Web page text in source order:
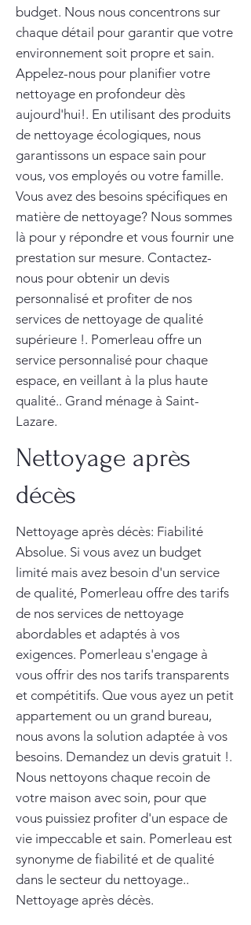
budget. Nous nous concentrons sur
chaque détail pour garantir que votre
environnement soit propre et sain.
Appelez-nous pour planifier votre
nettoyage en profondeur dès
aujourd'hui!. En utilisant des produits
de nettoyage écologiques, nous
garantissons un espace sain pour
vous, vos employés ou votre famille.
Vous avez des besoins spécifiques en
matière de nettoyage? Nous sommes
là pour y répondre et vous fournir une
prestation sur mesure. Contactez-
nous pour obtenir un devis
personnalisé et profiter de nos
services de nettoyage de qualité
supérieure !. Pomerleau offre un
service personnalisé pour chaque
espace, en veillant à la plus haute
qualité.. Grand ménage à Saint-
Lazare.
Nettoyage après
décès
Nettoyage après décès: Fiabilité
Absolue. Si vous avez un budget
limité mais avez besoin d'un service
de qualité, Pomerleau offre des tarifs
de nos services de nettoyage
abordables et adaptés à vos
exigences. Pomerleau s'engage à
vous offrir des nos tarifs transparents
et compétitifs. Que vous ayez un petit
appartement ou un grand bureau,
nous avons la solution adaptée à vos
besoins. Demandez un devis gratuit !.
Nous nettoyons chaque recoin de
votre maison avec soin, pour que
vous puissiez profiter d'un espace de
vie impeccable et sain. Pomerleau est
synonyme de fiabilité et de qualité
dans le secteur du nettoyage..
Nettoyage après décès.